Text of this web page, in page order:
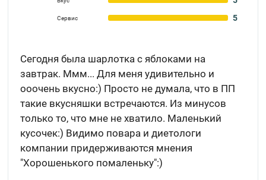
Сервис 5
Сегодня была шарлотка с яблоками на
завтрак. Ммм... Для меня удивительно и
ооочень вкусно:) Просто не думала, что в ПП
такие вкусняшки встречаются. Из минусов
только то, что мне не хватило. Маленький
кусочек:) Видимо повара и диетологи
компании придерживаются мнения
"Хорошенького помаленьку":)